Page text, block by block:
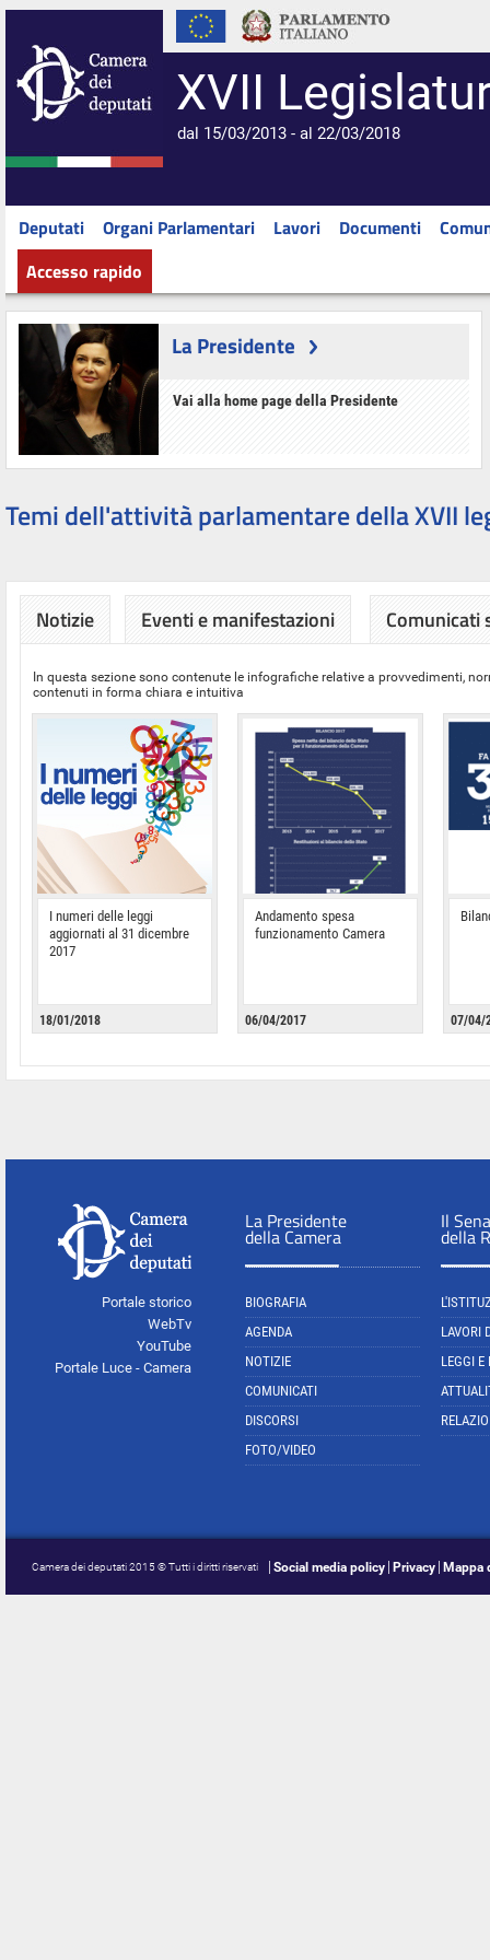
XVII
dal 15/03/2013 - al 22/03/2018
Deputati Organi Parlamentari Lavori Documenti
Accesso rapido
La Presidente
Vai alla home page della Presidente
Temi dell'attività parlamentare della XVII
Notizie Eventi e manifestazioni Comunicati
In questa sezione sono contenute le infografiche relative a provvedimenti,
contenuti in forma chiara e intuitiva
I numeri delle leggi
aggiornati al 31 dicembre
2017
18/01/2018
Andamento spesa
funzionamento Camera
06/04/2017 07/04/
Portale storico
WebTv
YouTube
Portale Luce - Camera
La Presidente
della Camera
BIOGRAFIA
AGENDA
NOTIZIE
COMUNICATI
DISCORSI
FOTO/VIDEO
Il
della
LAVORI
LEGGI E
Camera dei deputati 2015 © Tutti i diritti riservati Social media policy Privacy Mappa